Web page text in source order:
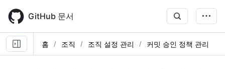
main
content
GitHub 문서
홈 조직 조직 설정 관리 커밋 승인 정책 관리